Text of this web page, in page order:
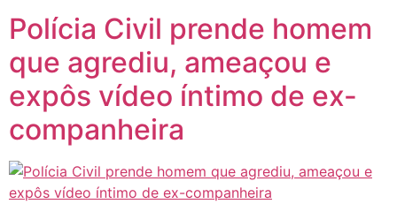
Polícia Civil prende homem
que agrediu, ameaçou e
expôs vídeo íntimo de ex-
companheira